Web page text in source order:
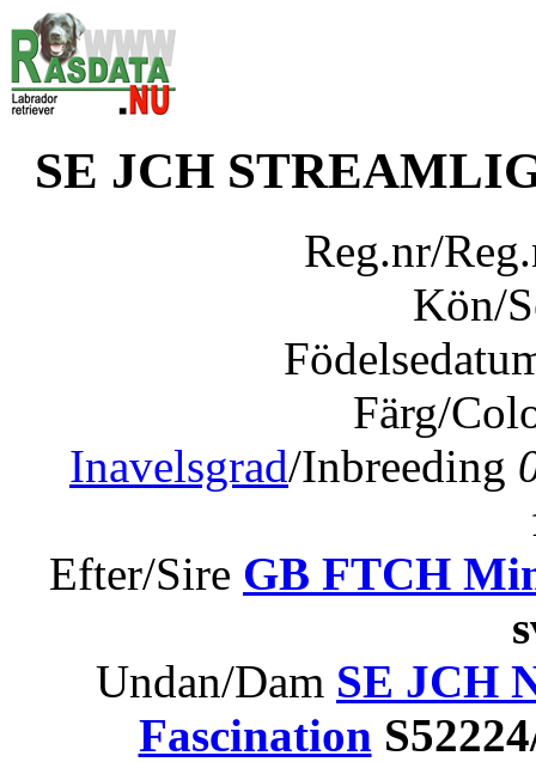
SE JCH
Reg.nr/
Kön/
Färg/
Inavelsgrad/Inbreeding
Efter/Sire GB FTCH
Undan/Dam SE JCH
Fascination